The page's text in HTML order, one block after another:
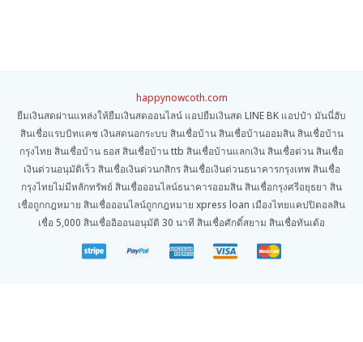
happynowcoth.com
ยืมเงินสดผ่านแหล่งให้ยืมเงินสดออนไลน์ แอปยืมเงินสด LINE BK แอปป๋า มันนี่ฮับ
สินเชื่อแรบบิทแคช เงินสดนอกระบบ สินเชื่อบ้าน สินเชื่อบ้านออมสิน สินเชื่อบ้าน
กรุงไทย สินเชื่อบ้าน ธอส สินเชื่อบ้าน ttb สินเชื่อบ้านแลกเงิน สินเชื่อด่วน สินเชื่อ
เงินด่วนอนุมัติเร็ว สินเชื่อเงินด่วนกสิกร สินเชื่อเงินด่วนธนาคารกรุงเทพ สินเชื่อ
กรุงไทยไม่มีหลักทรัพย์ สินเชื่อออนไลน์ธนาคารออมสิน สินเชื่อกรุงศรีอยุธยา สิน
เชื่อถูกกฎหมาย สินเชื่อออนไลน์ถูกกฎหมาย xpress loan เมืองไทยแคปปิตอลสิน
เชื่อ 5,000 สินเชื่ออิออนอนุมัติ 30 นาที สินเชื่อศักดิ์สยาม สินเชื่อทันเด้อ